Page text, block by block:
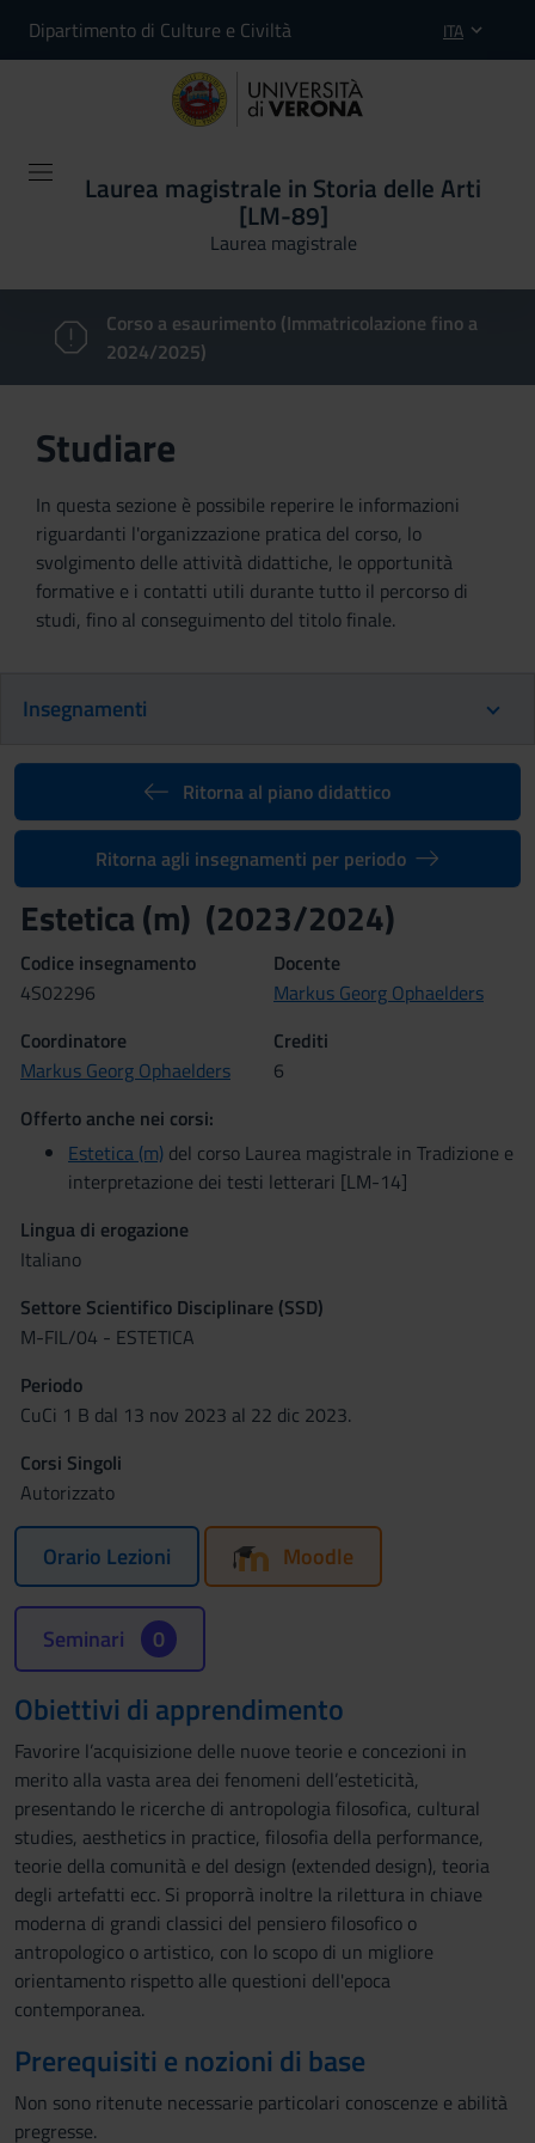
Dipartimento di Culture e Civiltà ITA
Laurea magistrale in Storia delle Arti
[LM-89]
Laurea magistrale
Corso a esaurimento (Immatricolazione fino a
2024/2025)
Studiare
In questa sezione è possibile reperire le informazioni
riguardanti l'organizzazione pratica del corso, lo
svolgimento delle attività didattiche, le opportunità
formative e i contatti utili durante tutto il percorso di
studi, fino al conseguimento del titolo finale.
Insegnamenti
Ritorna al piano didattico
Ritorna agli insegnamenti per periodo
Estetica (m) (2023/2024)
Codice insegnamento
4S02296
Docente
Markus Georg Ophaelders
Coordinatore
Markus Georg Ophaelders
Crediti
6
Offerto anche nei corsi:
Estetica (m) del corso Laurea magistrale in Tradizione e
interpretazione dei testi letterari [LM-14]
Lingua di erogazione
Italiano
Settore Scientifico Disciplinare (SSD)
M-FIL/04 - ESTETICA
Periodo
CuCi 1 B dal 13 nov 2023 al 22 dic 2023.
Corsi Singoli
Autorizzato
Orario Lezioni Moodle
Seminari 0
Obiettivi di apprendimento
Favorire l’acquisizione delle nuove teorie e concezioni in
merito alla vasta area dei fenomeni dell’esteticità,
presentando le ricerche di antropologia filosofica, cultural
studies, aesthetics in practice, filosofia della performance,
teorie della comunità e del design (extended design), teoria
degli artefatti ecc. Si proporrà inoltre la rilettura in chiave
moderna di grandi classici del pensiero filosofico o
antropologico o artistico, con lo scopo di un migliore
orientamento rispetto alle questioni dell'epoca
contemporanea.
Prerequisiti e nozioni di base
Non sono ritenute necessarie particolari conoscenze e abilità
pregresse.